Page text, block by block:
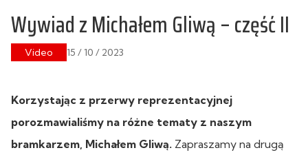
Wywiad z Michałem Gliwą – część II
Video 15 / 10 / 2023
Korzystając z przerwy reprezentacyjnej
porozmawialiśmy na różne tematy z naszym
bramkarzem, Michałem Gliwą. Zapraszamy na drugą